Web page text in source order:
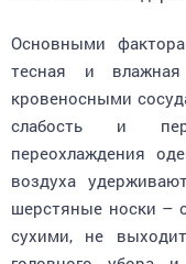
тесная и
кровеносными
слабость и
переохлаждения
воздуха
шерстяные носки –
сухими, не
головного убора